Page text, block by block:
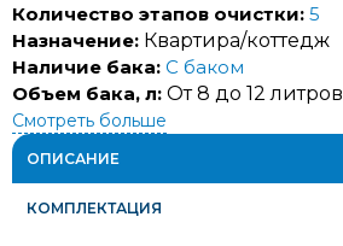
Количество этапов очистки: 5
Назначение: Квартира/коттедж
Наличие бака: С баком
Объем бака, л: От 8 до 12 литров
Смотреть больше
ОПИСАНИЕ
КОМПЛЕКТАЦИЯ